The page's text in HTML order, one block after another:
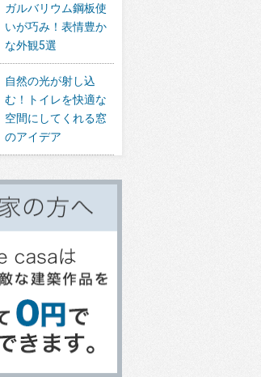
ガルバリウム鋼板使
いが巧み！表情豊か
な外観5選
自然の光が射し込
む！トイレを快適な
空間にしてくれる窓
のアイデア